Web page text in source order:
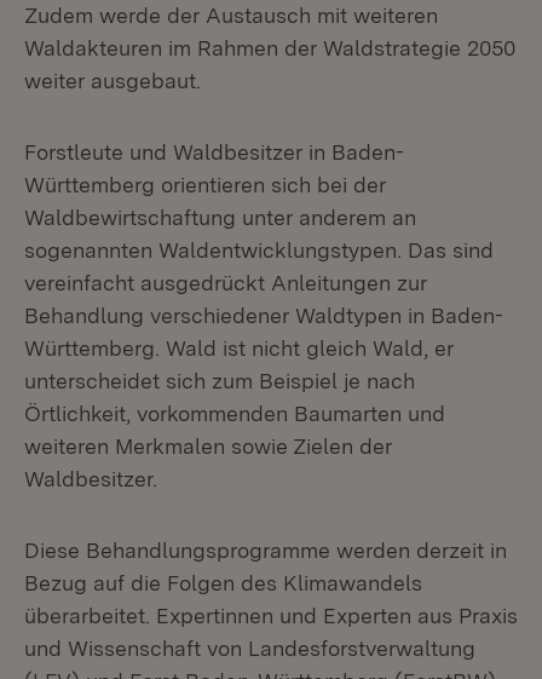
Zudem werde der Austausch mit weiteren
Waldakteuren im Rahmen der Waldstrategie 2050
weiter ausgebaut.
Forstleute und Waldbesitzer in Baden-
Württemberg orientieren sich bei der
Waldbewirtschaftung unter anderem an
sogenannten Waldentwicklungstypen. Das sind
vereinfacht ausgedrückt Anleitungen zur
Behandlung verschiedener Waldtypen in Baden-
Württemberg. Wald ist nicht gleich Wald, er
unterscheidet sich zum Beispiel je nach
Örtlichkeit, vorkommenden Baumarten und
weiteren Merkmalen sowie Zielen der
Waldbesitzer.
Diese Behandlungsprogramme werden derzeit in
Bezug auf die Folgen des Klimawandels
überarbeitet. Expertinnen und Experten aus Praxis
und Wissenschaft von Landesforstverwaltung